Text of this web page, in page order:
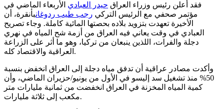
فقد أعلن رئيس وزراء العراق حيدر العبادي الأربعاء الماضي في
مؤتمر صحفي مع الرئيس التركي رجب طيب ردوغانبأنقرة، أن
الأخيرة تعهدت بتزويد بلاده بحصتها المائية كاملة. وجاء تصريح
العبادي في وقت يعاني فيه العراق من أزمة شح المياه في نهري
دجلة والفرات، اللذين ينبعان من تركيا، وهو ما أثر على الزراعة
العراقية والاقتصاد كله.
وأكدت مصادر عراقية أن تدفق مياه دجلة إلى العراق انخفض بنسبة
50% منذ تشغيل سد إليسو في الأول من يونيو/حزيران الماضي، وأن
كمية المياه المخزنة في العراق انخفضت من ثمانية مليارات متر
مكعب إلى ثلاثة مليارات.